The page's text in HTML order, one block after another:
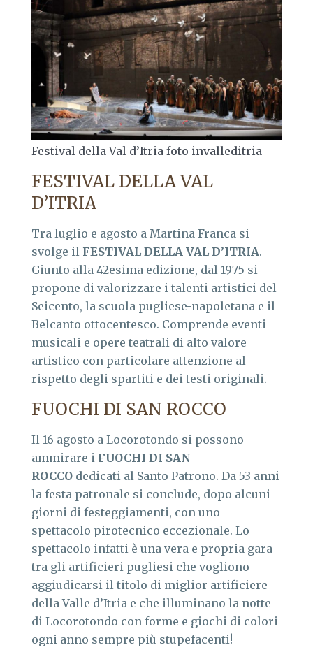
Festival della Val d’Itria foto invalleditria
FESTIVAL DELLA VAL
D’ITRIA
Tra luglio e agosto a Martina Franca si
svolge il FESTIVAL DELLA VAL D’ITRIA.
Giunto alla 42esima edizione, dal 1975 si
propone di valorizzare i talenti artistici del
Seicento, la scuola pugliese-napoletana e il
Belcanto ottocentesco. Comprende eventi
musicali e opere teatrali di alto valore
artistico con particolare attenzione al
rispetto degli spartiti e dei testi originali.
FUOCHI DI SAN ROCCO
Il 16 agosto a Locorotondo si possono
ammirare i FUOCHI DI SAN
ROCCO dedicati al Santo Patrono. Da 53 anni
la festa patronale si conclude, dopo alcuni
giorni di festeggiamenti, con uno
spettacolo pirotecnico eccezionale. Lo
spettacolo infatti è una vera e propria gara
tra gli artificieri pugliesi che vogliono
aggiudicarsi il titolo di miglior artificiere
della Valle d’Itria e che illuminano la notte
di Locorotondo con forme e giochi di colori
ogni anno sempre più stupefacenti!